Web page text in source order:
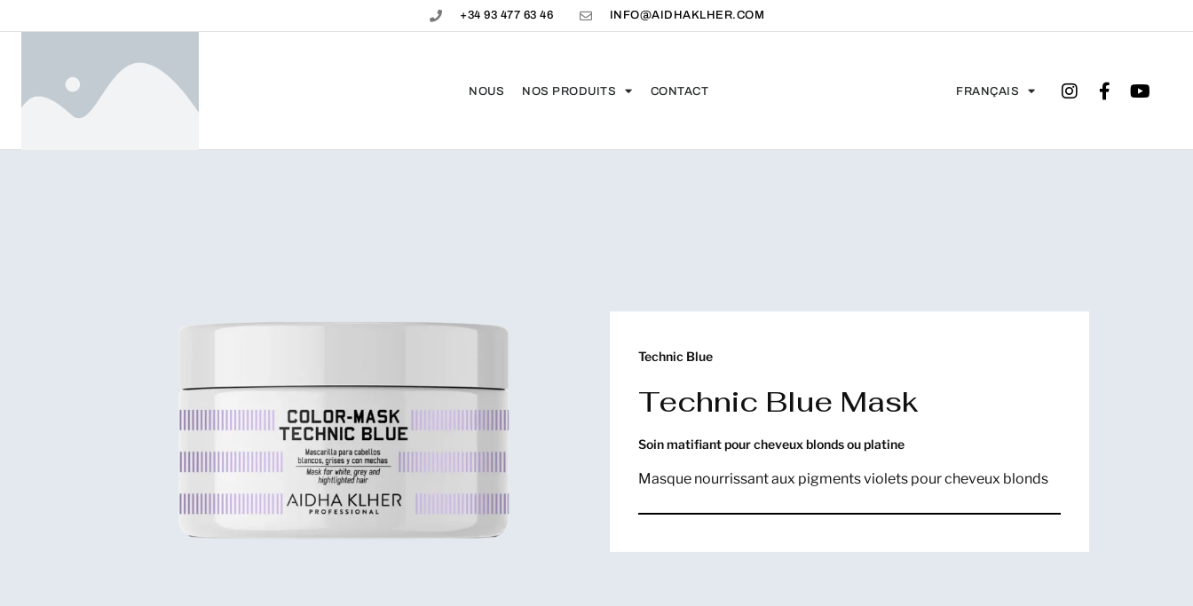
+34 93 477 63 46 INFO@AIDHAKLHER.COM
NOUS NOS PRODUITS CONTACT FRANÇAIS
Technic Blue
Technic Blue Mask
Soin matifiant pour cheveux blonds ou platine
Masque nourrissant aux pigments violets pour cheveux blonds